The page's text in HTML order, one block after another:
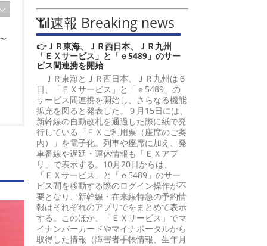
📶速報 Breaking news
👉ＪＲ東海、ＪＲ西日本、ＪＲ九州
「ＥＸサービス」と「ｅ5489」のサー
ビス間連携を開始
ＪＲ東海とＪＲ西日本、ＪＲ九州は６
日、「ＥＸサービス」と「ｅ5489」の
サービス間連携を開始し、さらなる機能
拡充を図ると発表した。９月15日には、
新幹線の自動改札を通過した際に紙で発
行している「ＥＸご利用票（座席のご案
内）」を電子化。列車や座席に加え、発
車番線や遅延・運休情報も「ＥＸアプ
リ」で表示する。10月20日からは、
「ＥＸサービス」と「ｅ5489」のサー
ビス間を移動する際のログイン操作が不
要となり、新幹線・在来線特急の予約情
報はそれぞれのアプリでをまとめて表示
する。このほか、「ＥＸサービス」でマ
イナンバーカードやマイナポータルから
取得した情報（障害者手帳情報、生年月